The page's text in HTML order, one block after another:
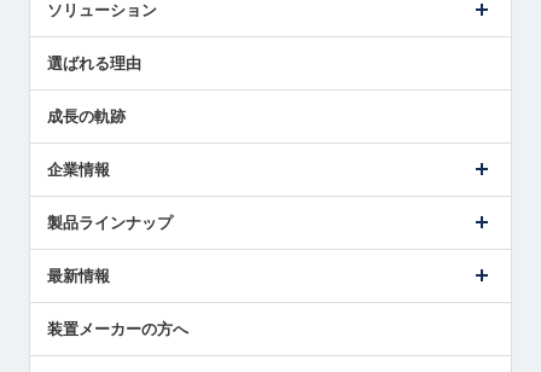
ソリューション
解決策提案
選ばれる理由
成長の軌跡
企業情報
ごあいさつ
受賞履歴
採用情報
国/地域/言語
製品ラインナップ
ツールセッタ製品
エアマイクロセンサ製品
最新情報
メトロールの技術
装置メーカーの方へ